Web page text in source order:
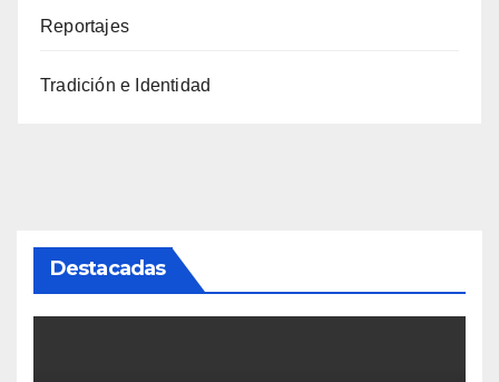
Reportajes
Tradición e Identidad
Destacadas